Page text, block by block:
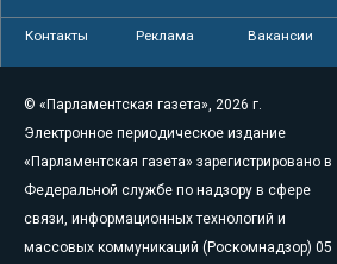
Контакты Реклама Вакансии
© «Парламентская газета», 2026 г.
Электронное периодическое издание
«Парламентская газета» зарегистрировано в
Федеральной службе по надзору в сфере
связи, информационных технологий и
массовых коммуникаций (Роскомнадзор) 05